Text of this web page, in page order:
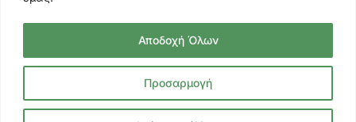
Προσαρμογή
Αποδοχή Όλων
© Copyright2026 Mentor Cafe. All Rights
Reserved |Πολιτική Προστασίας
Προσωπικών Δεδομένων|Cookies